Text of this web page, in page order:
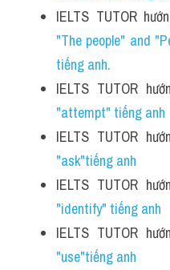
IELTS TUTOR
"The people" and
tiếng anh.
IELTS TUTOR
"attempt" tiếng anh
IELTS TUTOR
"ask"tiếng anh
IELTS TUTOR
"identify" tiếng anh
IELTS TUTOR
"use"tiếng anh